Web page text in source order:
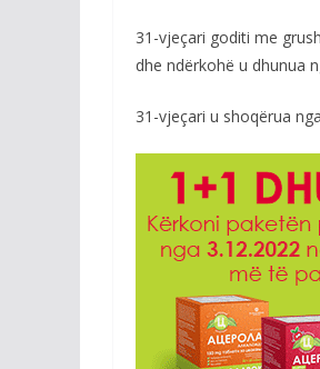
31-vjeçari goditi me
dhe ndërkohë u dhunua
31-vjeçari u shoqërua